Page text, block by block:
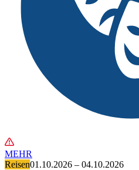
MEHR
Reisen01.10.2026 – 04.10.2026